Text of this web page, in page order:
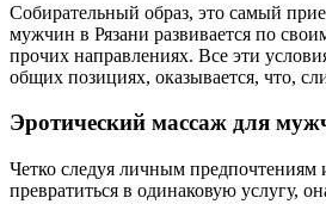
Собирательный образ, это самый
мужчин в Рязани развивается по
прочих направлениях. Все эти
общих позициях, оказывается, что,
Эротический массаж для
Четко следуя личным
превратиться в одинаковую услугу,